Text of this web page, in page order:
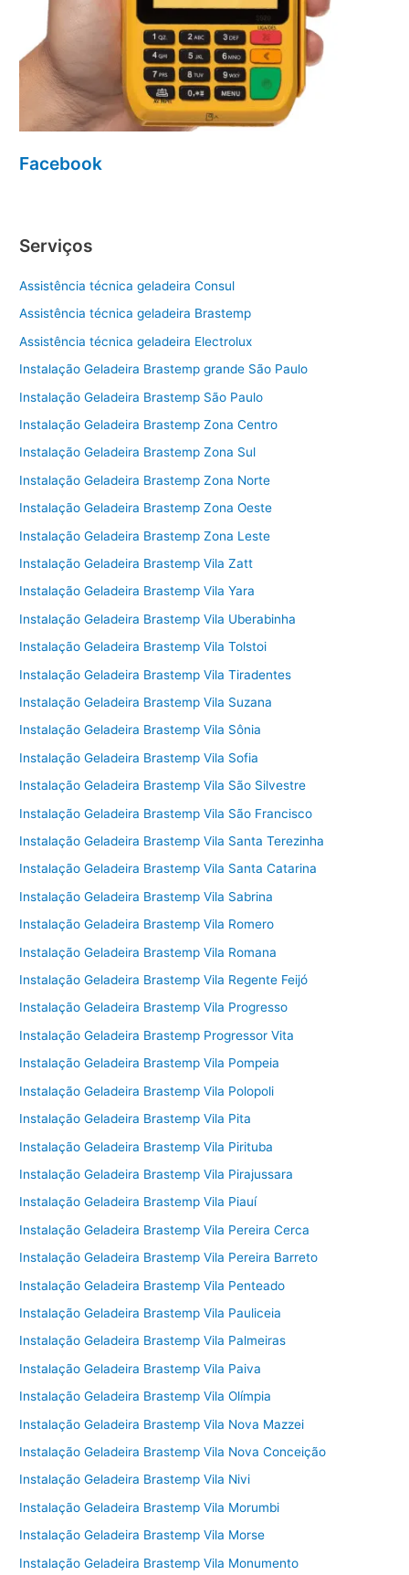
Facebook
Serviços
Assistência técnica geladeira Consul
Assistência técnica geladeira Brastemp
Assistência técnica geladeira Electrolux
Instalação Geladeira Brastemp grande São Paulo
Instalação Geladeira Brastemp São Paulo
Instalação Geladeira Brastemp Zona Centro
Instalação Geladeira Brastemp Zona Sul
Instalação Geladeira Brastemp Zona Norte
Instalação Geladeira Brastemp Zona Oeste
Instalação Geladeira Brastemp Zona Leste
Instalação Geladeira Brastemp Vila Zatt
Instalação Geladeira Brastemp Vila Yara
Instalação Geladeira Brastemp Vila Uberabinha
Instalação Geladeira Brastemp Vila Tolstoi
Instalação Geladeira Brastemp Vila Tiradentes
Instalação Geladeira Brastemp Vila Suzana
Instalação Geladeira Brastemp Vila Sônia
Instalação Geladeira Brastemp Vila Sofia
Instalação Geladeira Brastemp Vila São Silvestre
Instalação Geladeira Brastemp Vila São Francisco
Instalação Geladeira Brastemp Vila Santa Terezinha
Instalação Geladeira Brastemp Vila Santa Catarina
Instalação Geladeira Brastemp Vila Sabrina
Instalação Geladeira Brastemp Vila Romero
Instalação Geladeira Brastemp Vila Romana
Instalação Geladeira Brastemp Vila Regente Feijó
Instalação Geladeira Brastemp Vila Progresso
Instalação Geladeira Brastemp Progressor Vita
Instalação Geladeira Brastemp Vila Pompeia
Instalação Geladeira Brastemp Vila Polopoli
Instalação Geladeira Brastemp Vila Pita
Instalação Geladeira Brastemp Vila Pirituba
Instalação Geladeira Brastemp Vila Pirajussara
Instalação Geladeira Brastemp Vila Piauí
Instalação Geladeira Brastemp Vila Pereira Cerca
Instalação Geladeira Brastemp Vila Pereira Barreto
Instalação Geladeira Brastemp Vila Penteado
Instalação Geladeira Brastemp Vila Pauliceia
Instalação Geladeira Brastemp Vila Palmeiras
Instalação Geladeira Brastemp Vila Paiva
Instalação Geladeira Brastemp Vila Olímpia
Instalação Geladeira Brastemp Vila Nova Mazzei
Instalação Geladeira Brastemp Vila Nova Conceição
Instalação Geladeira Brastemp Vila Nivi
Instalação Geladeira Brastemp Vila Morumbi
Instalação Geladeira Brastemp Vila Morse
Instalação Geladeira Brastemp Vila Monumento